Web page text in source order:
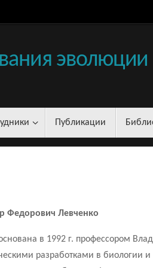
Публикации
Федорович Левченко
в 1992 г. профессором
разработками в биологии